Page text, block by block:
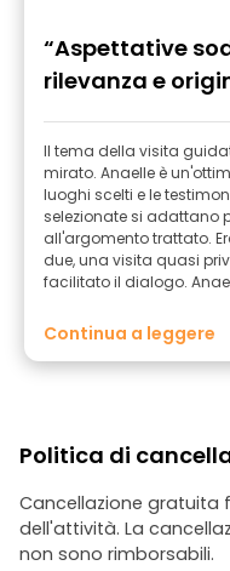
“Aspettative
rilevanza e
Il tema della visita
mirato. Anaelle è un'ottima narratrice: i
luoghi scelti e le
selezionate si adattano
all'argomento trattato.
due, una visita quasi
facilitato il dialogo. Anaelle risponde
Continua a leggere
Politica di
Cancellazione gratuita
dell'attività. La
non sono rimborsabili.